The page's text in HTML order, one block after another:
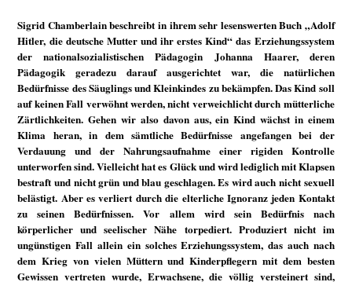
Sigrid Chamberlain beschreibt in ihrem sehr lesenswerten Buch „Adolf
Hitler, die deutsche Mutter und ihr erstes Kind“ das Erziehungssystem
der nationalsozialistischen Pädagogin Johanna Haarer, deren
Pädagogik geradezu darauf ausgerichtet war, die natürlichen
Bedürfnisse des Säuglings und Kleinkindes zu bekämpfen. Das Kind soll
auf keinen Fall verwöhnt werden, nicht verweichlicht durch mütterliche
Zärtlichkeiten. Gehen wir also davon aus, ein Kind wächst in einem
Klima heran, in dem sämtliche Bedürfnisse angefangen bei der
Verdauung und der Nahrungsaufnahme einer rigiden Kontrolle
unterworfen sind. Vielleicht hat es Glück und wird lediglich mit Klapsen
bestraft und nicht grün und blau geschlagen. Es wird auch nicht sexuell
belästigt. Aber es verliert durch die elterliche Ignoranz jeden Kontakt
zu seinen Bedürfnissen. Vor allem wird sein Bedürfnis nach
körperlicher und seelischer Nähe torpediert. Produziert nicht im
ungünstigen Fall allein ein solches Erziehungssystem, das auch nach
dem Krieg von vielen Müttern und Kinderpflegern mit dem besten
Gewissen vertreten wurde, Erwachsene, die völlig versteinert sind,